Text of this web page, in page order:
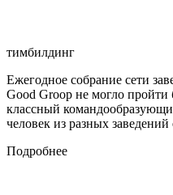
тимбилдинг
Ежегодное собрание сети
Good Groop не могло
классный
человек из разных заведений
Подробнее